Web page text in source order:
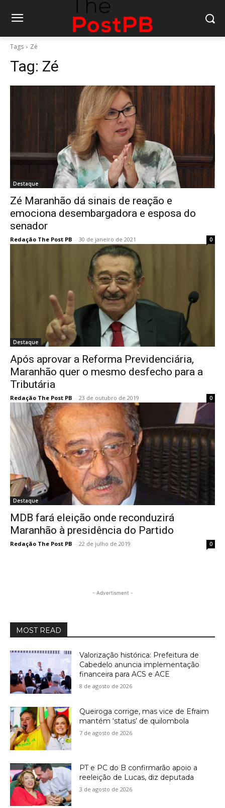
Tags Zé
Tag: Zé
Destaque
Zé Maranhão dá sinais de reação e
emociona desembargadora e esposa do
senador
Redação The Post PB - 30 de janeiro de 2021 0
Destaque
Após aprovar a Reforma Previdenciária,
Maranhão quer o mesmo desfecho para a
Tributária
Redação The Post PB - 23 de outubro de 2019 0
Destaque
MDB fará eleição onde reconduzirá
Maranhão à presidência do Partido
Redação The Post PB - 22 de julho de 2019 0
- Advertisment -
MOST READ
Valorização histórica: Prefeitura de
Cabedelo anuncia implementação
financeira para ACS e ACE
8 de agosto de 2026
Queiroga corrige, mas vice de Efraim
mantém ‘status’ de quilombola
7 de agosto de 2026
PT e PC do B confirmarão apoio a
reeleição de Lucas, diz deputada
3 de agosto de 2026